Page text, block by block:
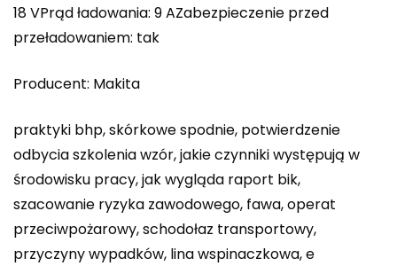
18 VPrąd ładowania: 9 AZabezpieczenie przed
przeładowaniem: tak
Producent: Makita
praktyki bhp, skórkowe spodnie, potwierdzenie
odbycia szkolenia wzór, jakie czynniki występują w
środowisku pracy, jak wygląda raport bik,
szacowanie ryzyka zawodowego, fawa, operat
przeciwpożarowy, schodołaz transportowy,
przyczyny wypadków, lina wspinaczkowa, e